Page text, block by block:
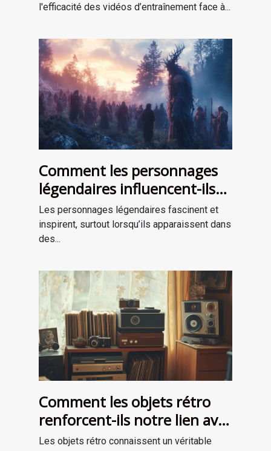
l'efficacité des vidéos d’entraînement face à...
Comment les personnages
légendaires influencent-ils
les récits de survie ?
Les personnages légendaires fascinent et
inspirent, surtout lorsqu’ils apparaissent dans
des...
Comment les objets rétro
renforcent-ils notre lien avec
le passé?
Les objets rétro connaissent un véritable